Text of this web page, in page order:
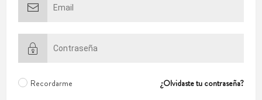
Recordarme ¿Olvidaste tu contraseña?